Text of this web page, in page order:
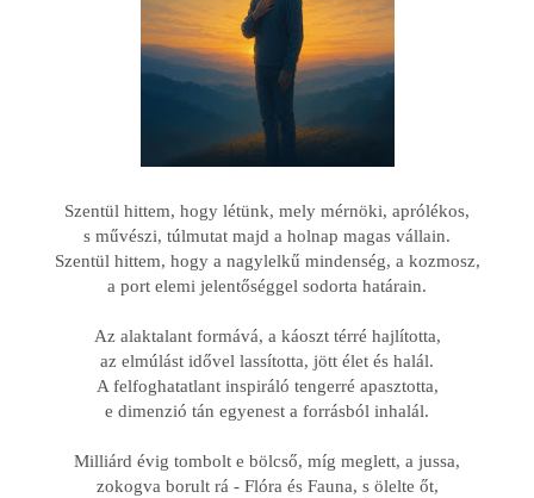
Szentül hittem, hogy létünk, mely mérnöki, aprólékos,
s művészi, túlmutat majd a holnap magas vállain.
Szentül hittem, hogy a nagylelkű mindenség, a kozmosz,
a port elemi jelentőséggel sodorta határain.
Az alaktalant formává, a káoszt térré hajlította,
az elmúlást idővel lassította, jött élet és halál.
A felfoghatatlant inspiráló tengerré apasztotta,
e dimenzió tán egyenest a forrásból inhalál.
Milliárd évig tombolt e bölcső, míg meglett, a jussa,
zokogva borult rá - Flóra és Fauna, s ölelte őt,